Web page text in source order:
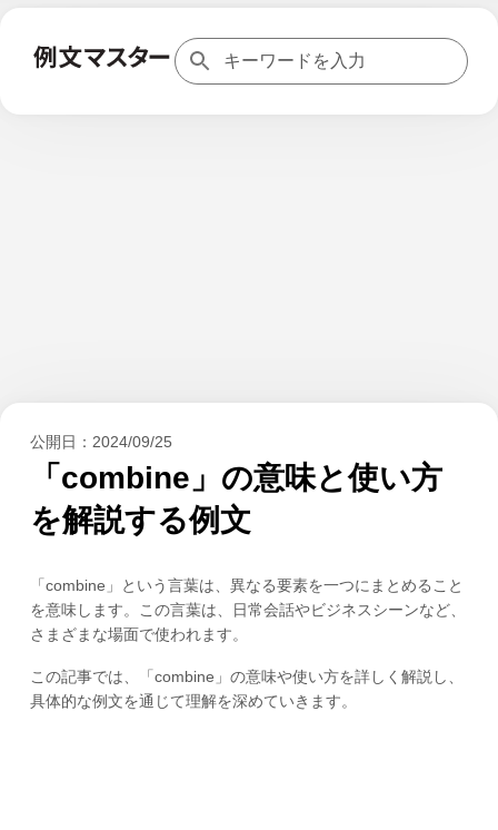
公開日： 2024/09/25
「combine」の意味と使い方
を解説する例文
「combine」という言葉は、異なる要素を一つにまとめること
を意味します。この言葉は、日常会話やビジネスシーンなど、
さまざまな場面で使われます。
この記事では、「combine」の意味や使い方を詳しく解説し、
具体的な例文を通じて理解を深めていきます。